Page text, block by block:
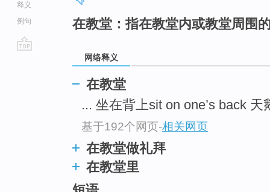
释义
例句
在教堂：指在教堂内或教堂周围
网络释义
在教堂
... 坐在背上sit on one’s back
基于192个网页-相关网页
在教堂做礼拜
在教堂里